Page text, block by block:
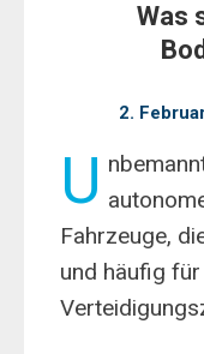
Was
2.
U
Fahrzeuge,
und häufig